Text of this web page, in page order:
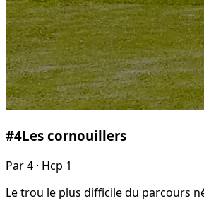
#4Les cornouillers
Par4 · Hcp 1
Le trou le plus difficile du parcours